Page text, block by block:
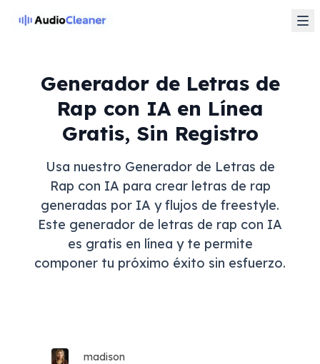
Generador de Letras de
Rap con IA en Línea
Gratis, Sin Registro
Usa nuestro Generador de Letras de
Rap con IA para crear letras de rap
generadas por IA y flujos de freestyle.
Este generador de letras de rap con IA
es gratis en línea y te permite
componer tu próximo éxito sin esfuerzo.
madison